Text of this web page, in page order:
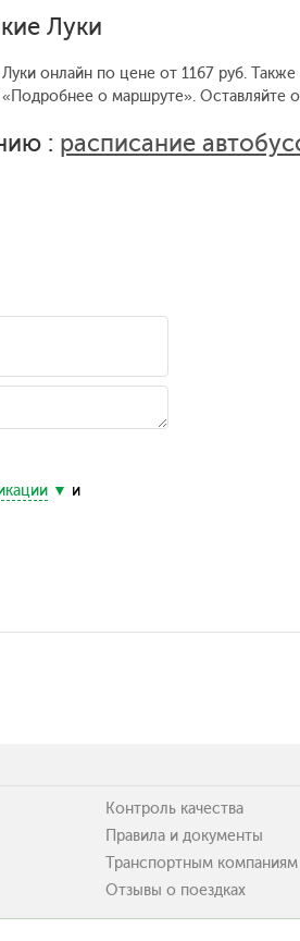
Луки
онлайн по цене от 1167 руб.
«Подробнее о маршруте». Оставляйте
: расписание
и
Контроль качества
Правила и документы
Транспортным компаниям
Отзывы о поездках